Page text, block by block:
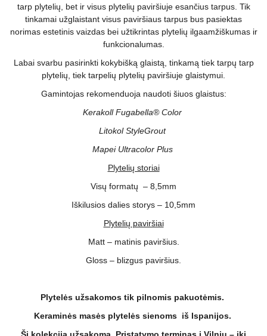
tarp plytelių, bet ir visus plytelių paviršiuje esančius tarpus. Tik
tinkamai užglaistant visus paviršiaus tarpus bus pasiektas
norimas estetinis vaizdas bei užtikrintas plytelių ilgaamžiškumas ir
funkcionalumas.
Labai svarbu pasirinkti kokybišką glaistą, tinkamą tiek tarpų tarp
plytelių, tiek tarpelių plytelių paviršiuje glaistymui.
Gamintojas rekomenduoja naudoti šiuos glaistus:
Kerakoll Fugabella® Color
Litokol StyleGrout
Mapei Ultracolor Plus
Plytelių storiai
Visų formatų – 8,5mm
Iškilusios dalies storys – 10,5mm
Plytelių paviršiai
Matt – matinis paviršius.
Gloss – blizgus paviršius.
Plytelės užsakomos tik pilnomis pakuotėmis.
Keraminės masės plytelės sienoms iš Ispanijos.